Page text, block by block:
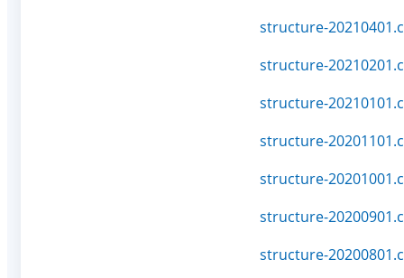
structure-
structure-
structure-
structure-
structure-
structure-
structure-